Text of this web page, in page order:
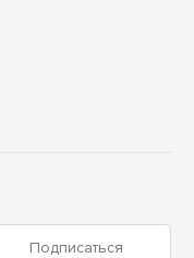
Подписаться